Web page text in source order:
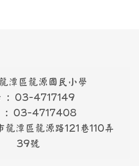
潭區龍源國民小學
: 03-4717149
: 03-4717408
潭區龍源路121巷110弄
39號